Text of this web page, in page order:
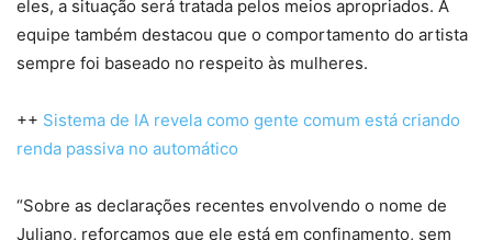
eles, a situação será tratada pelos meios apropriados. A
equipe também destacou que o comportamento do artista
sempre foi baseado no respeito às mulheres.
++ Sistema de IA revela como gente comum está criando
renda passiva no automático
“Sobre as declarações recentes envolvendo o nome de
Juliano, reforçamos que ele está em confinamento, sem